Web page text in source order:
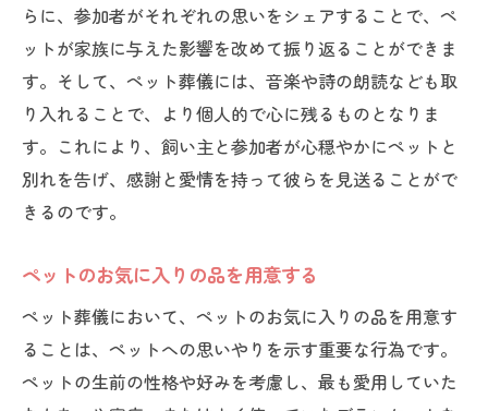
らに、参加者がそれぞれの思いをシェアすることで、ペ
ットが家族に与えた影響を改めて振り返ることができま
す。そして、ペット葬儀には、音楽や詩の朗読なども取
り入れることで、より個人的で心に残るものとなりま
す。これにより、飼い主と参加者が心穏やかにペットと
別れを告げ、感謝と愛情を持って彼らを見送ることがで
きるのです。
ペットのお気に入りの品を用意する
ペット葬儀において、ペットのお気に入りの品を用意す
ることは、ペットへの思いやりを示す重要な行為です。
ペットの生前の性格や好みを考慮し、最も愛用していた